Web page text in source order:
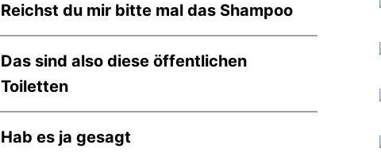
Reichst du mir bitte mal das Shampoo
Das sind also diese öffentlichen
Toiletten
Hab es ja gesagt